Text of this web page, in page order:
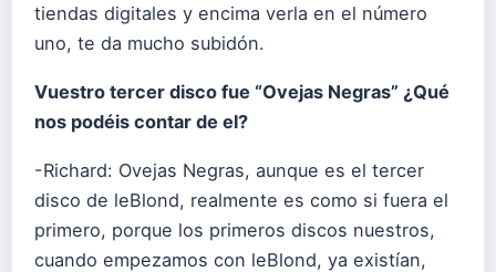
tiendas digitales y encima verla en el número
uno, te da mucho subidón.
Vuestro tercer disco fue “Ovejas Negras” ¿Qué
nos podéis contar de el?
-Richard: Ovejas Negras, aunque es el tercer
disco de leBlond, realmente es como si fuera el
primero, porque los primeros discos nuestros,
cuando empezamos con leBlond, ya existían,